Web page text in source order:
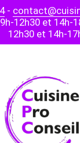
-
12h30 et 14h-
12h30 et 14h-